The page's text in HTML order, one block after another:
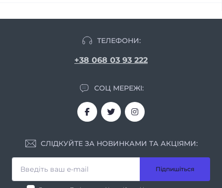
ТЕЛЕФОНИ:
+38 068 03 93 222
СОЦ МЕРЕЖІ:
СЛІДКУЙТЕ ЗА НОВИНКАМИ ТА АКЦІЯМИ:
Підпишіться